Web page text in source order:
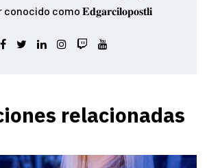
como 𝐄𝐝𝐠𝐚𝐫𝐜𝐢𝐥𝐨𝐩𝐨𝐬𝐭𝐥𝐢
relacionadas